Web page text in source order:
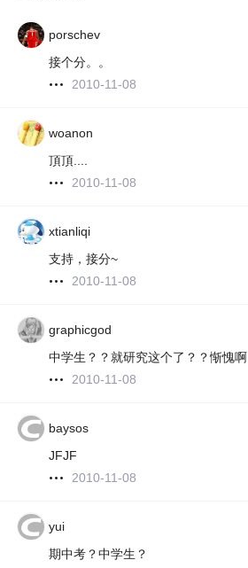
porschev
接个分。。
2010-11-08
woanon
頂頂....
2010-11-08
xtianliqi
支持，接分~
2010-11-08
graphicgod
中学生？？就研究这个了？？惭愧啊
2010-11-08
baysos
JFJF
2010-11-08
yui
期中考？中学生？